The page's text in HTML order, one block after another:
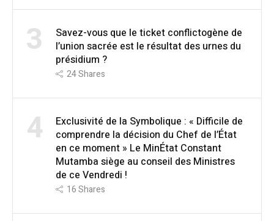
3
Savez-vous que le ticket conflictogène de
l’union sacrée est le résultat des urnes du
présidium ?
24Shares
4
Exclusivité de la Symbolique : « Difficile de
comprendre la décision du Chef de l’État
en ce moment » Le MinÉtat Constant
Mutamba siège au conseil des Ministres
de ce Vendredi !
16Shares